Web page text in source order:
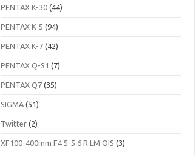
PENTAX K-30 (44)
PENTAX K-5 (94)
PENTAX K-7 (42)
PENTAX Q-S1 (7)
PENTAX Q7 (35)
SIGMA (51)
Twitter (2)
XF100-400mm F4.5-5.6 R LM OIS (3)